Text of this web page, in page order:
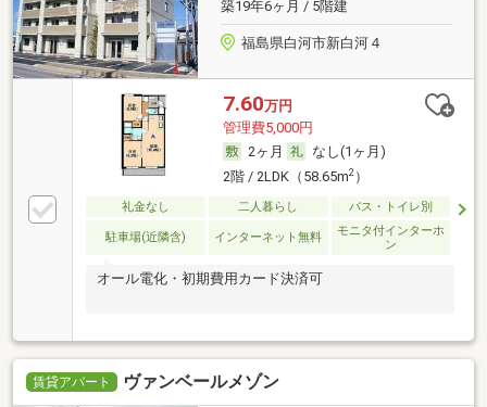
築19年6ヶ月 / 5階建
福島県白河市新白河４
7.60万円
管理費5,000円
2ヶ月
なし(1ヶ月)
2階 / 2LDK（58.65m2）
礼金なし 二人暮らし バス・トイレ別
駐車場(近隣含) インターネット無料
モニタ付インターホ
ン
オール電化・初期費用カード決済可
賃貸アパート ヴァンベールメゾン